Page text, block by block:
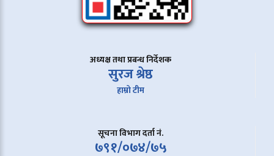
अध्यक्ष तथा प्रबन्ध निर्देशक
सुरज श्रेष्ठ
हाम्रो टीम
सूचना विभाग दर्ता नं.
७९१/०७४/७५